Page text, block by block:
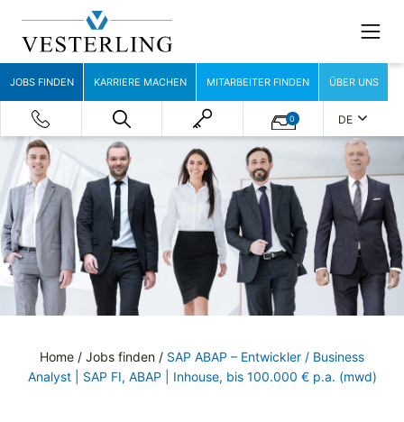
JOBS FINDEN KARRIERE MACHEN MITARBEITER FINDEN ÜBER UNS
0 DE
Home / Jobs finden / SAP ABAP – Entwickler / Business
Analyst | SAP FI, ABAP | Inhouse, bis 100.000 € p.a. (mwd)